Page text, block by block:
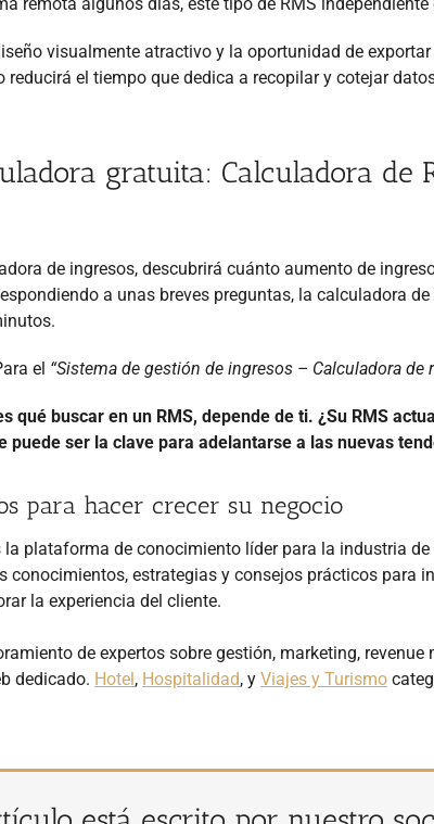
visualmente atractivo y la oportunidad de
reducirá el tiempo que dedica a recopilar y cotejar
gratuita: Calculadora de
de ingresos, descubrirá cuánto aumento de
a unas breves preguntas, la calculadora
el “Sistema de gestión de ingresos – Calculadora de
qué buscar en un RMS, depende de ti. ¿Su RMS
puede ser la clave para adelantarse a las nuevas
para hacer crecer su negocio
la plataforma de conocimiento líder para la industria
conocimientos, estrategias y consejos prácticos para
la experiencia del cliente.
de expertos sobre gestión, marketing,
dedicado. Hotel, Hospitalidad, y Viajes y Turismo